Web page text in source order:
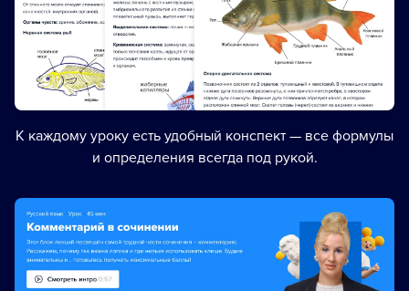
К каждому уроку есть удобный конспект — все формулы
и определения всегда под рукой.